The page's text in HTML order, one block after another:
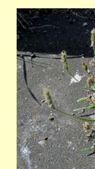
Bild